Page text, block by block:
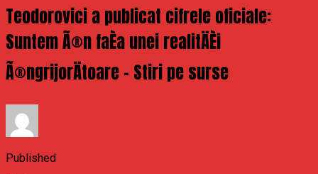
Teodorovici a publicat cifrele oficiale:
Suntem Ã®n faÈa unei realitÄÈi
Ã®ngrijorÄtoare – Stiri pe surse
Published